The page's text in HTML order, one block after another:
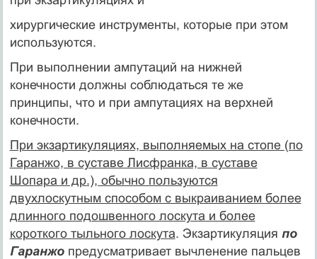
хирургические инструменты, которые при этом
используются.
При выполнении ампутаций на нижней
конечности должны соблюдаться те же
принципы, что и при ампутациях на верхней
конечности.
При экзартикуляциях, выполняемых на стопе (по
Гаранжо, в суставе Лисфранка, в суставе
Шопара и др.), обычно пользуются
двухлоскутным способом с выкраиванием более
длинного подошвенного лоскута и более
короткого тыльного лоскута. Экзартикуляция по
Гаранжопредусматривает вычленение пальцев